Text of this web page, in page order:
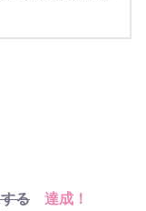
る 達成！